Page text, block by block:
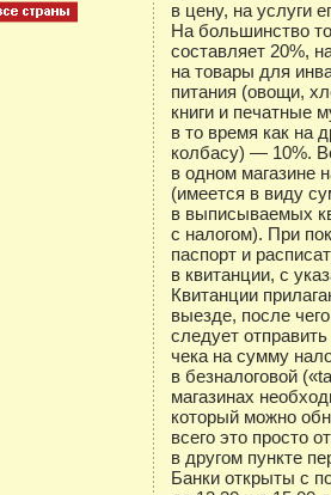
в цену, на услуги
На большинство
составляет 20%,
на товары для
питания (овощи,
книги и печатные
в то время как на
колбасу) — 10%.
в одном магазине
(имеется в виду
в выписываемых
с налогом). При
паспорт и
в квитанции, с
Квитанции
выезде, после
следует
чека на сумму
в безналоговой
магазинах
который можно
всего это просто
в другом пункте
Банки открыты с